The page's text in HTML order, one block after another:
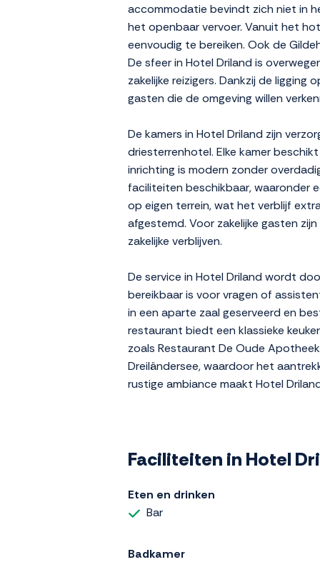
accommodatie bevindt zich niet in
het openbaar vervoer. Vanuit het
eenvoudig te bereiken. Ook de
De sfeer in Hotel Driland is
zakelijke reizigers. Dankzij de
gasten die de omgeving willen
De kamers in Hotel Driland zijn
driesterrenhotel. Elke kamer
inrichting is modern zonder
faciliteiten beschikbaar, waaronder
op eigen terrein, wat het verblijf
afgestemd. Voor zakelijke gasten
zakelijke verblijven.
De service in Hotel Driland wordt
bereikbaar is voor vragen of
in een aparte zaal geserveerd en
restaurant biedt een klassieke
zoals Restaurant De Oude
Dreiländersee, waardoor het
rustige ambiance maakt Hotel
Faciliteiten in Hotel
Eten en drinken
Bar
Badkamer